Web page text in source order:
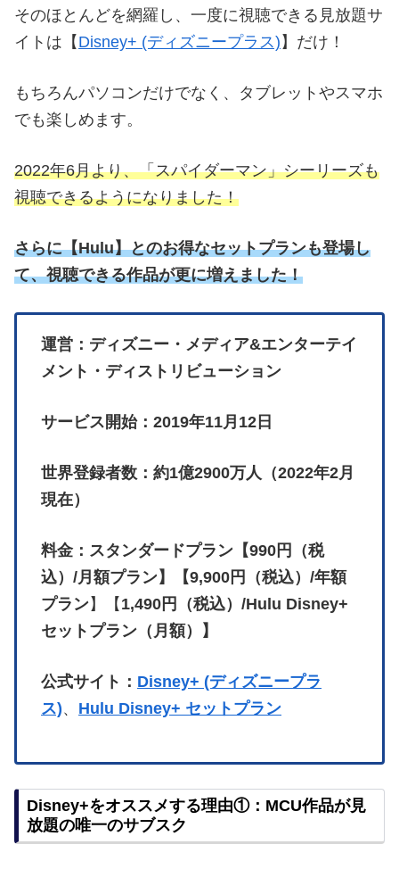
そのほとんどを網羅し、一度に視聴できる見放題サ
イトは【 Disney+ (ディズニープラス) 】だけ！
もちろんパソコンだけでなく、タブレットやスマホ
でも楽しめます。
2022年6月より、「スパイダーマン」シーリーズも
視聴できるようになりました！
さらに【Hulu】とのお得なセットプランも登場し
て、視聴できる作品が更に増えました！
運営：ディズニー・メディア&エンターテイ
メント・ディストリビューション
サービス開始：2019年11月12日
世界登録者数：約1億2900万人（2022年2月
現在）
料金：スタンダードプラン【990円（税
込）/月額プラン】【9,900円（税込）/年額
プラン】【 1,490円（税込）/Hulu Disney+
セットプラン（月額）】
公式サイト： Disney+ (ディズニープラ
ス)、 Hulu Disney+ セットプラン
Disney+をオススメする理由①：MCU作品が見
放題の唯一のサブスク